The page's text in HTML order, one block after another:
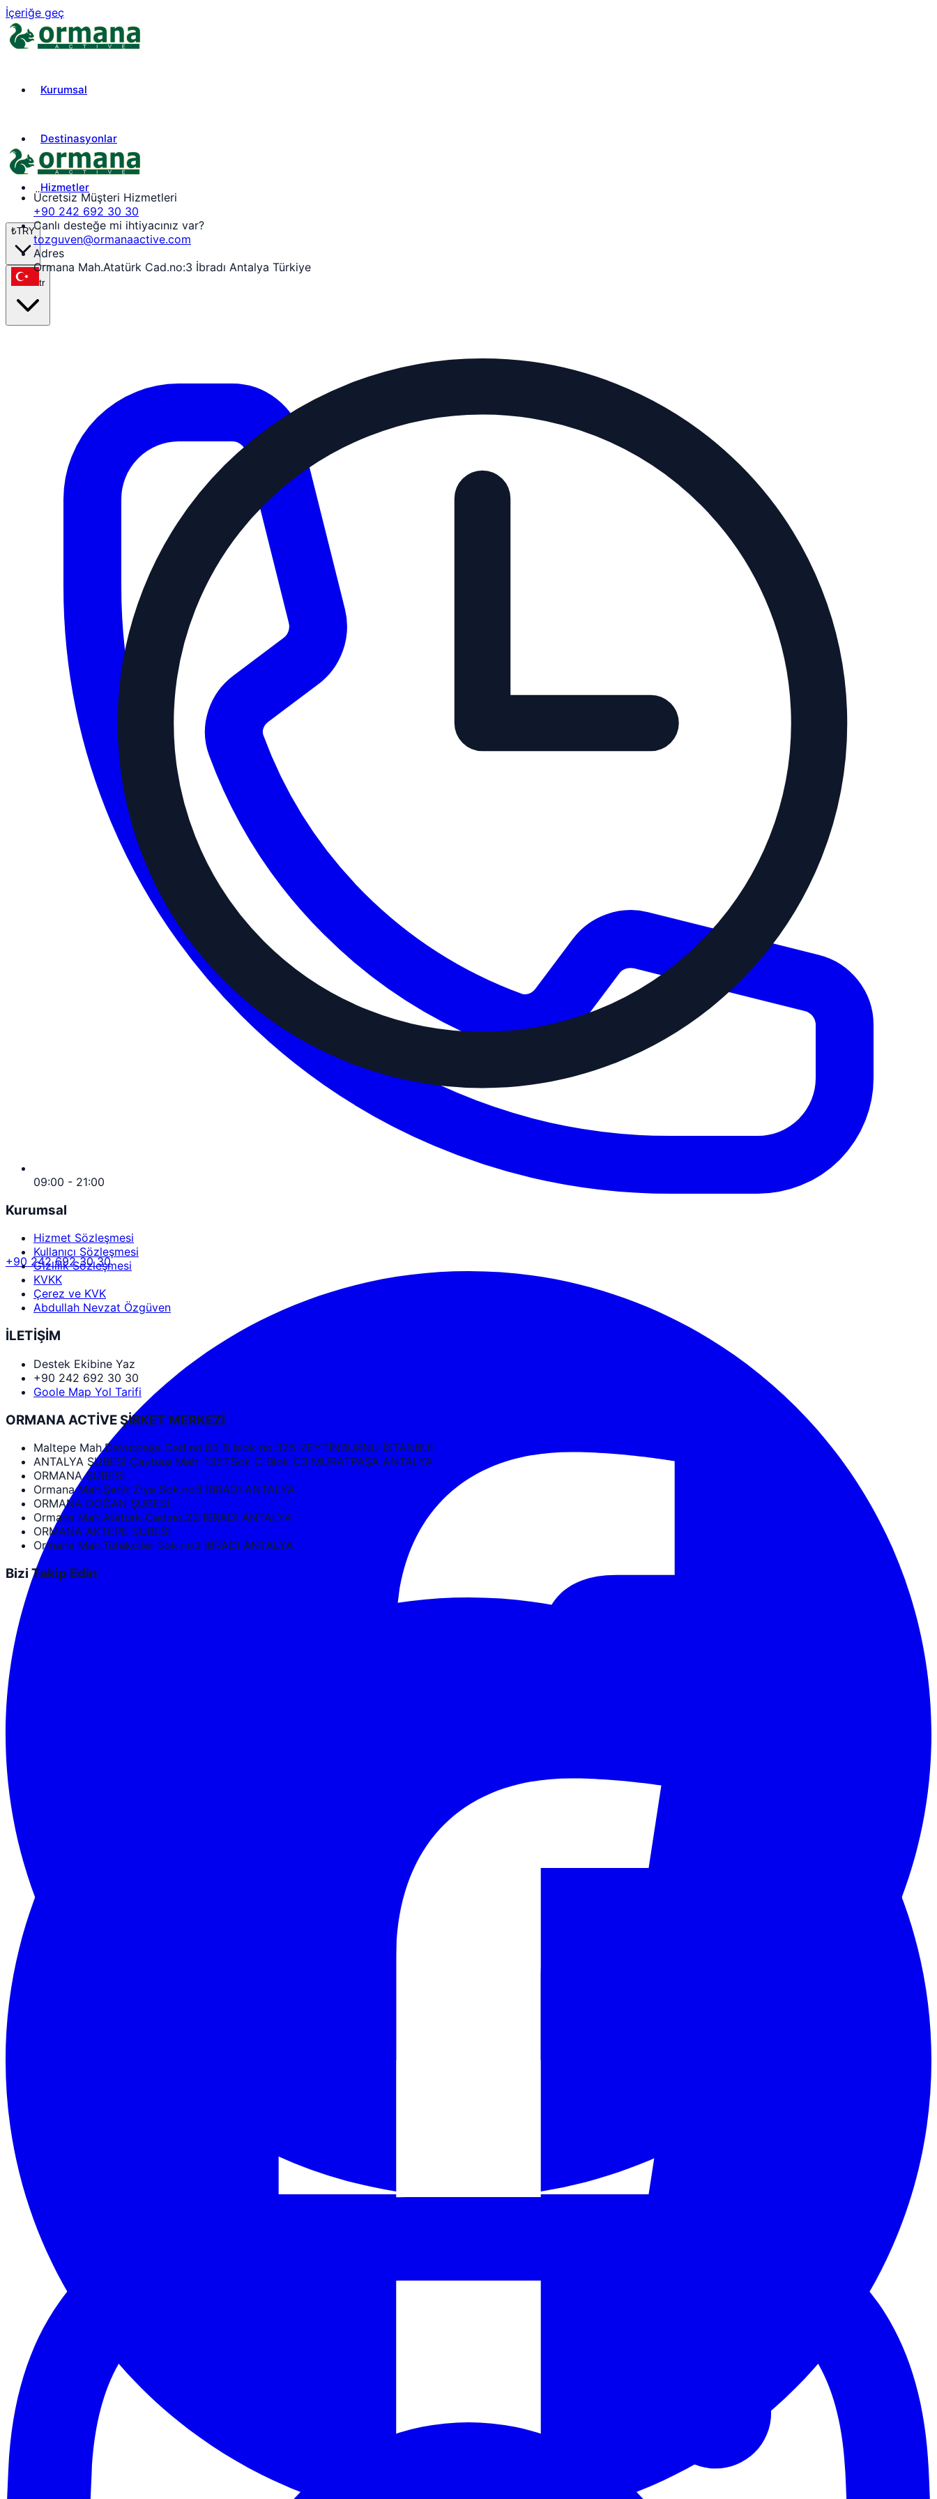
İçeriğe geç
Kurumsal
Destinasyonlar
Hizmetler
₺TRY
tr
+90 242 692 30 30
Ücretsiz Müşteri Hizmetleri
+90 242 692 30 30
Canlı desteğe mi ihtiyacınız var?
tozguven@ormanaactive.com
Adres
Ormana Mah.Atatürk Cad.no:3 İbradı Antalya Türkiye
09:00 - 21:00
Kurumsal
Hizmet Sözleşmesi
Kullanıcı Sözleşmesi
Gizlilik Sözleşmesi
KVKK
Çerez ve KVK
Abdullah Nevzat Özgüven
İLETİŞİM
Destek Ekibine Yaz
+90 242 692 30 30
Goole Map Yol Tarifi
ORMANA ACTİVE ŞİRKET MERKEZİ
Maltepe Mah.Davutpaşa Cad.no.83 B blok no.325 ZEYTİNBURNU İSTANBUL
ANTALYA ŞUBESİ Çaybaşı Mah. 1357.Sok C Blok C3 MURATPAŞA ANTALYA
ORMANA ŞUBESİ
Ormana Mah.Şehit Ziya Sok.no3 İBRADI ANTALYA
ORMANA DOĞAN ŞUBESİ
Ormana Mah.Atatürk Cad.no.23 İBRADI ANTALYA
ORMANA AKTEPE ŞUBESİ
Ormana Mah.Tüfekciler Sok.no3 İBRADI ANTALYA
Bizi Takip Edin